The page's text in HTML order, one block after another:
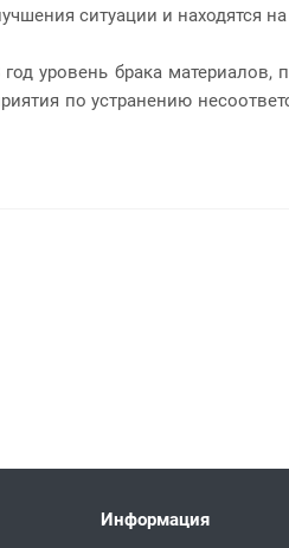
ситуации и находятся
уровень брака
по устранению
Информация